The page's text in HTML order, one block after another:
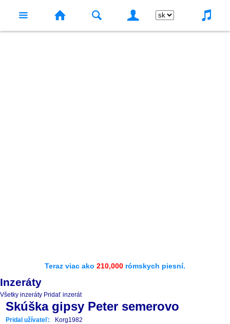
Teraz viac ako 210,000 rómskych piesní.
Inzeráty
Všetky inzeráty Pridať inzerát
Skúška gipsy Peter semerovo
Pridal užívateľ: Korg1982